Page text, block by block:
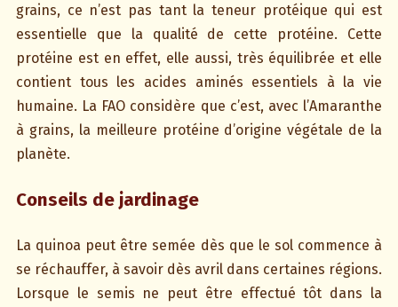
grains, ce n’est pas tant la teneur protéique qui est
essentielle que la qualité de cette protéine. Cette
protéine est en effet, elle aussi, très équilibrée et elle
contient tous les acides aminés essentiels à la vie
humaine. La FAO considère que c’est, avec l’Amaranthe
à grains, la meilleure protéine d’origine végétale de la
planète.
Conseils de jardinage
La quinoa peut être semée dès que le sol commence à
se réchauffer, à savoir dès avril dans certaines régions.
Lorsque le semis ne peut être effectué tôt dans la